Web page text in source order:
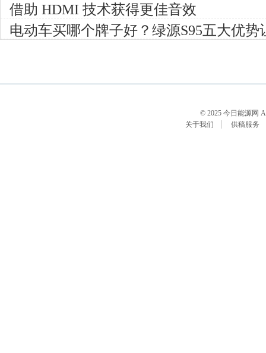
电站顺利送电！
借助 HDMI 技术获得更佳音效
电动车买哪个牌子好？绿源S95五大优势
© 2025 今日能源网
关于我们
供稿服务